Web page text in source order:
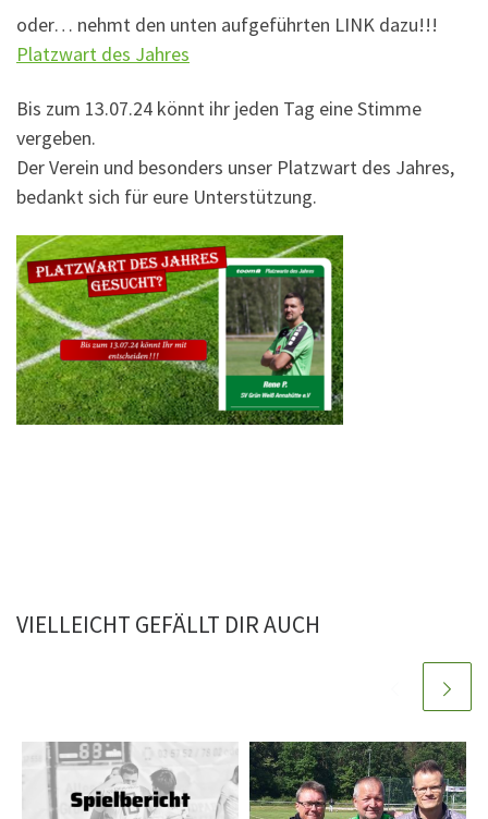
oder… nehmt den unten aufgeführten LINK dazu!!!
Platzwart des Jahres
Bis zum 13.07.24 könnt ihr jeden Tag eine Stimme
vergeben.
Der Verein und besonders unser Platzwart des Jahres,
bedankt sich für eure Unterstützung.
VIELLEICHT GEFÄLLT DIR AUCH